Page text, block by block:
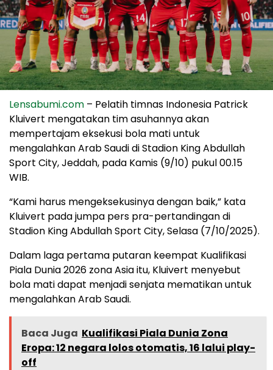
Lensabumi.com – Pelatih timnas Indonesia Patrick
Kluivert mengatakan tim asuhannya akan
mempertajam eksekusi bola mati untuk
mengalahkan Arab Saudi di Stadion King Abdullah
Sport City, Jeddah, pada Kamis (9/10) pukul 00.15
WIB.
“Kami harus mengeksekusinya dengan baik,” kata
Kluivert pada jumpa pers pra-pertandingan di
Stadion King Abdullah Sport City, Selasa (7/10/2025).
Dalam laga pertama putaran keempat Kualifikasi
Piala Dunia 2026 zona Asia itu, Kluivert menyebut
bola mati dapat menjadi senjata mematikan untuk
mengalahkan Arab Saudi.
Baca Juga Kualifikasi Piala Dunia Zona
Eropa: 12 negara lolos otomatis, 16 lalui play-
off